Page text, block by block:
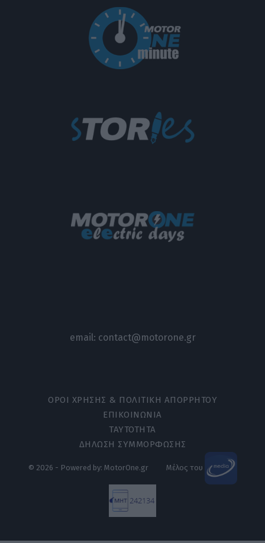
email: contact@motorone.gr
ΟΡΟΙ ΧΡΗΣΗΣ & ΠΟΛΙΤΙΚΗ ΑΠΟΡΡΗΤΟΥ
ΕΠΙΚΟΙΝΩΝΙΑ
ΤΑΥΤΟΤΗΤΑ
ΔΗΛΩΣΗ ΣΥΜΜΟΡΦΩΣΗΣ
© 2026 - Powered by: MotorOne.gr Μέλος του